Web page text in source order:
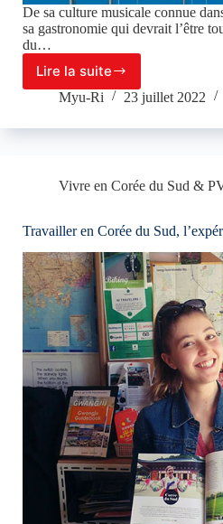
De sa culture musicale connue
sa gastronomie qui devrait l’être
du…
Lire la suite
Le
système
santé
du
entre
NHI
et
assurance
santé
privée
Myu-Ri 23 juillet 2022
Vivre en Corée du Sud &
Travailler en Corée du Sud,